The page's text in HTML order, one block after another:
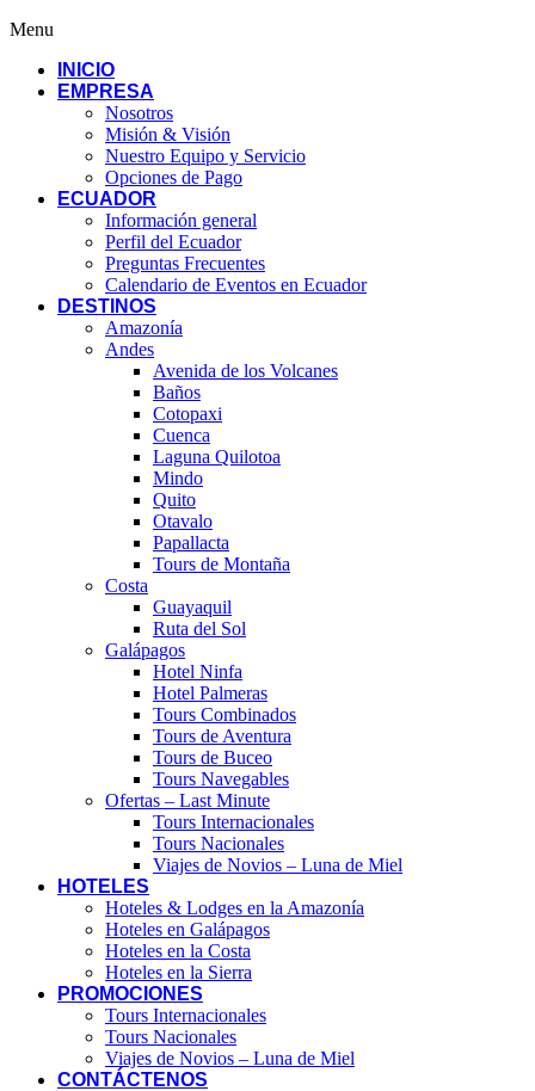
Menu
INICIO
EMPRESA
Nosotros
Misión & Visión
Nuestro Equipo y Servicio
Opciones de Pago
ECUADOR
Información general
Perfil del Ecuador
Preguntas Frecuentes
Calendario de Eventos en Ecuador
DESTINOS
Amazonía
Andes
Avenida de los Volcanes
Baños
Cotopaxi
Cuenca
Laguna Quilotoa
Mindo
Quito
Otavalo
Papallacta
Tours de Montaña
Costa
Guayaquil
Ruta del Sol
Galápagos
Hotel Ninfa
Hotel Palmeras
Tours Combinados
Tours de Aventura
Tours de Buceo
Tours Navegables
Ofertas – Last Minute
Tours Internacionales
Tours Nacionales
Viajes de Novios – Luna de Miel
HOTELES
Hoteles & Lodges en la Amazonía
Hoteles en Galápagos
Hoteles en la Costa
Hoteles en la Sierra
PROMOCIONES
Tours Internacionales
Tours Nacionales
Viajes de Novios – Luna de Miel
CONTÁCTENOS